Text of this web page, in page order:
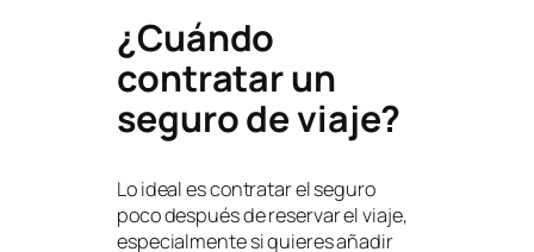
¿Cuándo
contratar un
seguro de viaje?
Lo ideal es contratar el seguro
poco después de reservar el viaje,
especialmente si quieres añadir